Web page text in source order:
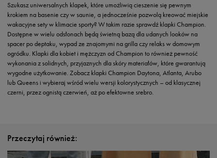
Szukasz uniwersalnych klapek, które umożliwią cieszenie się pewnym
krokiem na basenie czy w saunie, a jednocześnie pozwolą kreować miejskie
wakacyjne sety w klimacie sporty? W takim razie sprawdź klapki Champion.
Dostępne w wielu odsłonach będą świetną bazą dla udanych looków na
spacer po deptaku, wypad ze znajomymi na grilla czy relaks w domowym
ogródku. Klapki dla kobiet i mężczyzn od Champion to również pewność
wykonania z solidnych, przyjaznych dla skóry materiałów, które gwarantują
wygodne użytkowanie. Zobacz klapki Champion Daytona, Atlanta, Arubo
lub Queens i wybieraj wśród wielu wersji kolorystycznych – od klasycznej
czerni, przez ognistą czerwień, aż po efektowne srebro.
Przeczytaj również: